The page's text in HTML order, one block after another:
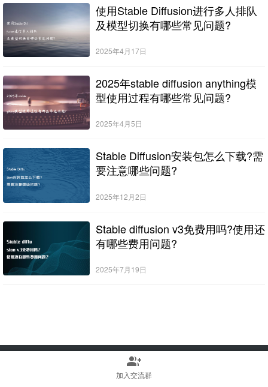
使用Stable Diffusion进行多人排队
及模型切换有哪些常见问题?
2025年4月17日
2025年stable diffusion anything模
型使用过程有哪些常见问题?
2025年4月5日
Stable Diffusion安装包怎么下载?需
要注意哪些问题?
2025年12月2日
Stable diffusion v3免费用吗?使用还
有哪些费用问题?
2025年7月19日
Copyright © 2022-2025 Stable Diffusion中文网 版权所有
group_add
加入交流群